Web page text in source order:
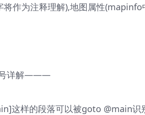
将作为注释理解),地图属性
详解———
这样的段落可以被goto @main识